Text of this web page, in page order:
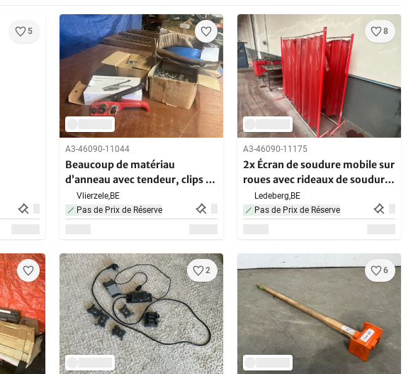
5
A3-46090-11044
Beaucoup de matériau
d’anneau avec tendeur, clips et
sangle
Vlierzele,BE
Pas de Prix de Réserve
8
A3-46090-11175
2x Écran de soudure mobile sur
roues avec rideaux de soudure
en PVC rouge
Ledeberg,BE
Pas de Prix de Réserve
2 6